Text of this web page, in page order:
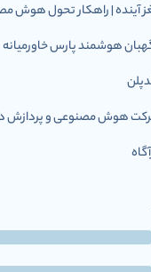
آینده | راهکار تحول هوش
هوشمند پارس خاورمیانه
هوش مصنوعی و پردازش